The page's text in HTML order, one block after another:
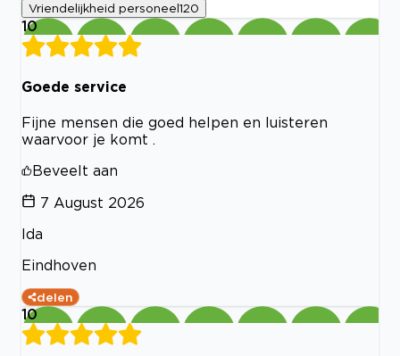
Vriendelijkheid personeel 120
10
Goede service
Fijne mensen die goed helpen en luisteren
waarvoor je komt .
Beveelt aan
7 August 2026
Ida
Eindhoven
delen
10